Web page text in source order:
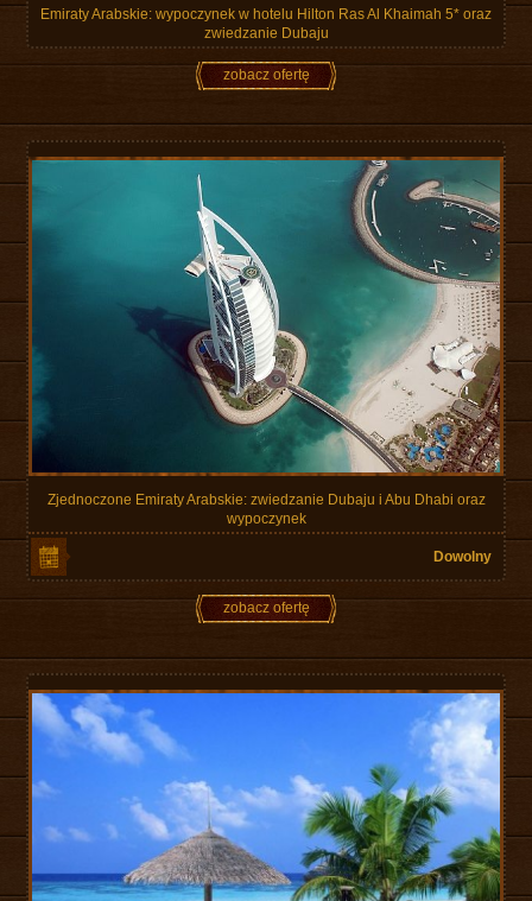
Emiraty Arabskie: wypoczynek w hotelu Hilton Ras Al Khaimah 5* oraz
zwiedzanie Dubaju
zobacz ofertę
Zjednoczone Emiraty Arabskie: zwiedzanie Dubaju i Abu Dhabi oraz
wypoczynek
Dowolny
zobacz ofertę